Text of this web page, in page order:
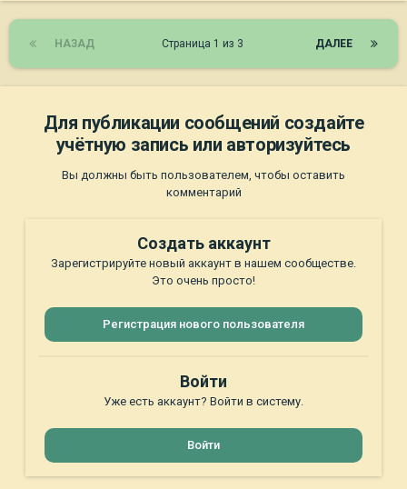
НАЗАД ДАЛЕЕ
Страница 1 из 3
Для публикации сообщений создайте
учётную запись или авторизуйтесь
Вы должны быть пользователем, чтобы оставить
комментарий
Создать аккаунт
Зарегистрируйте новый аккаунт в нашем сообществе.
Это очень просто!
Регистрация нового пользователя
Войти
Уже есть аккаунт? Войти в систему.
Войти